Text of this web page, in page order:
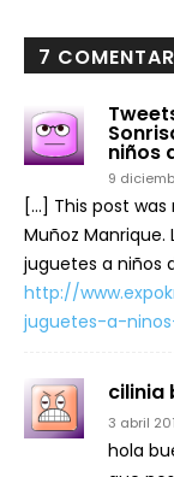
7
niños
9
[…] This post was
Muñoz Manrique.
juguetes a niños
http://
juguetes-a-
cilinia
3 abril
hola